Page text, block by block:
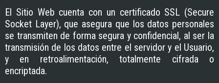
El Sitio Web cuenta con un certificado SSL (Secure
Socket Layer), que asegura que los datos personales
se transmiten de forma segura y confidencial, al ser la
transmisión de los datos entre el servidor y el Usuario,
y en retroalimentación, totalmente cifrada o
encriptada.